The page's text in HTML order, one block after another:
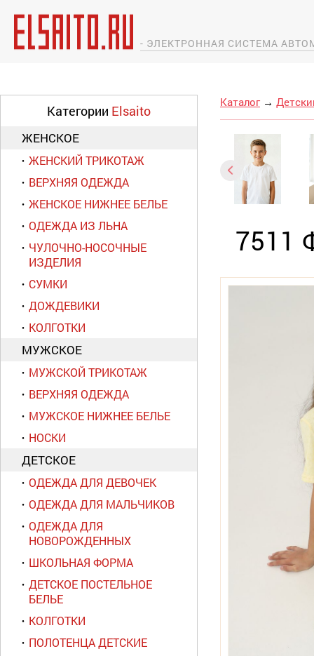
- ЭЛЕКТРОННАЯ СИСТЕМА
Категории Elsaito
ЖЕНСКОЕ
ЖЕНСКИЙ ТРИКОТАЖ
ВЕРХНЯЯ ОДЕЖДА
ЖЕНСКОЕ НИЖНЕЕ БЕЛЬЕ
ОДЕЖДА ИЗ ЛЬНА
ЧУЛОЧНО-НОСОЧНЫЕ
ИЗДЕЛИЯ
СУМКИ
ДОЖДЕВИКИ
КОЛГОТКИ
МУЖСКОЕ
МУЖСКОЙ ТРИКОТАЖ
ВЕРХНЯЯ ОДЕЖДА
МУЖСКОЕ НИЖНЕЕ БЕЛЬЕ
НОСКИ
ДЕТСКОЕ
ОДЕЖДА ДЛЯ ДЕВОЧЕК
ОДЕЖДА ДЛЯ МАЛЬЧИКОВ
ОДЕЖДА ДЛЯ
НОВОРОЖДЕННЫХ
ШКОЛЬНАЯ ФОРМА
ДЕТСКОЕ ПОСТЕЛЬНОЕ
БЕЛЬЕ
КОЛГОТКИ
ПОЛОТЕНЦА ДЕТСКИЕ
Каталог →
7511